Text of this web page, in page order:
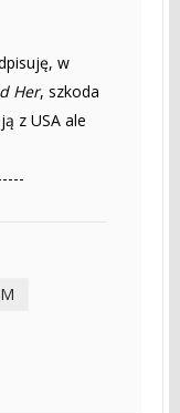
w
Her, szkoda
z USA ale